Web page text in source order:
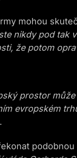
mohou
nikdy pod tak
že potom
prostor
evropském
podobnou